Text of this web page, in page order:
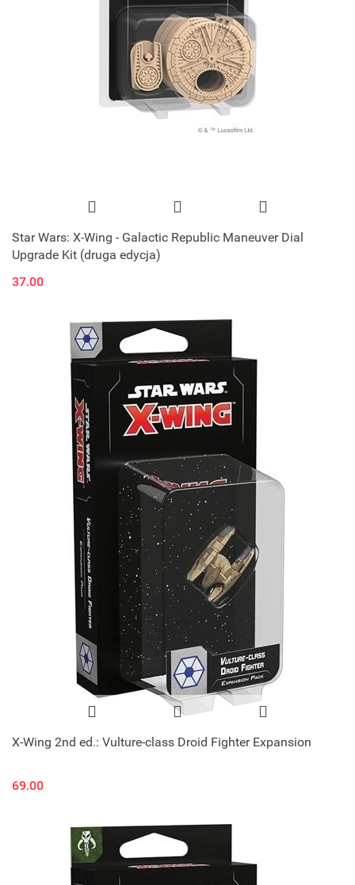
Star Wars: X-Wing - Galactic Republic Maneuver Dial
Upgrade Kit (druga edycja)
37.00
X-Wing 2nd ed.: Vulture-class Droid Fighter Expansion
69.00